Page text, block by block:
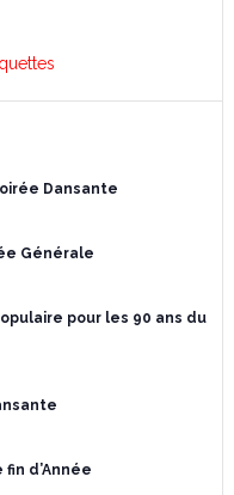
Dansante
Générale
pour les 90 ans du
fin d’Année